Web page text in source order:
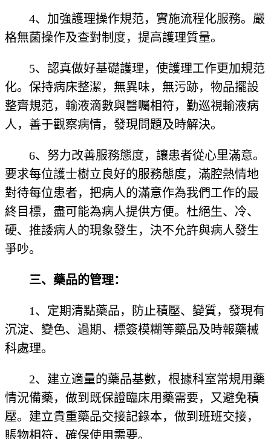
4、加強護理操作規范，實施流程化服務。嚴
格無菌操作及查對制度，提高護理質量。
5、認真做好基礎護理，使護理工作更加規范
化。保持病床整潔，無異味，無污跡，物品擺設
整齊規范，輸液滴數與醫囑相符，勤巡視輸液病
人，善于觀察病情，發現問題及時解決。
6、努力改善服務態度，讓患者從心里滿意。
要求每位護士樹立良好的服務態度，滿腔熱情地
對待每位患者，把病人的滿意作為我們工作的最
終目標，盡可能為病人提供方便。杜絕生、冷、
硬、推諉病人的現象發生，決不允許與病人發生
爭吵。
三、藥品的管理：
1、定期清點藥品，防止積壓、變質，發現有
沉淀、變色、過期、標簽模糊等藥品及時報藥械
科處理。
2、建立適量的藥品基數，根據科室常規用藥
情況備藥，做到既保證臨床用藥需要，又避免積
壓。建立貴重藥品交接記錄本，做到班班交接，
賬物相符，確保使用需要。